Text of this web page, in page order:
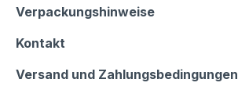
Shop Service
Verpackungshinweise
Kontakt
Versand und Zahlungsbedingungen